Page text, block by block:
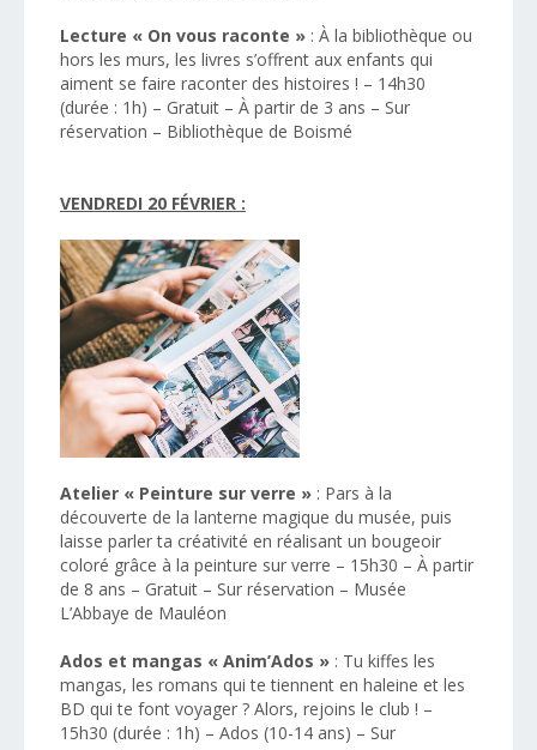
Lecture « On vous raconte » : À la bibliothèque ou
hors les murs, les livres s’offrent aux enfants qui
aiment se faire raconter des histoires ! – 14h30
(durée : 1h) – Gratuit – À partir de 3 ans – Sur
réservation – Bibliothèque de Boismé
VENDREDI 20 FÉVRIER :
Atelier « Peinture sur verre » : Pars à la
découverte de la lanterne magique du musée, puis
laisse parler ta créativité en réalisant un bougeoir
coloré grâce à la peinture sur verre – 15h30 – À partir
de 8 ans – Gratuit – Sur réservation – Musée
L’Abbaye de Mauléon
Ados et mangas « Anim’Ados » : Tu kiffes les
mangas, les romans qui te tiennent en haleine et les
BD qui te font voyager ? Alors, rejoins le club ! –
15h30 (durée : 1h) – Ados (10-14 ans) – Sur